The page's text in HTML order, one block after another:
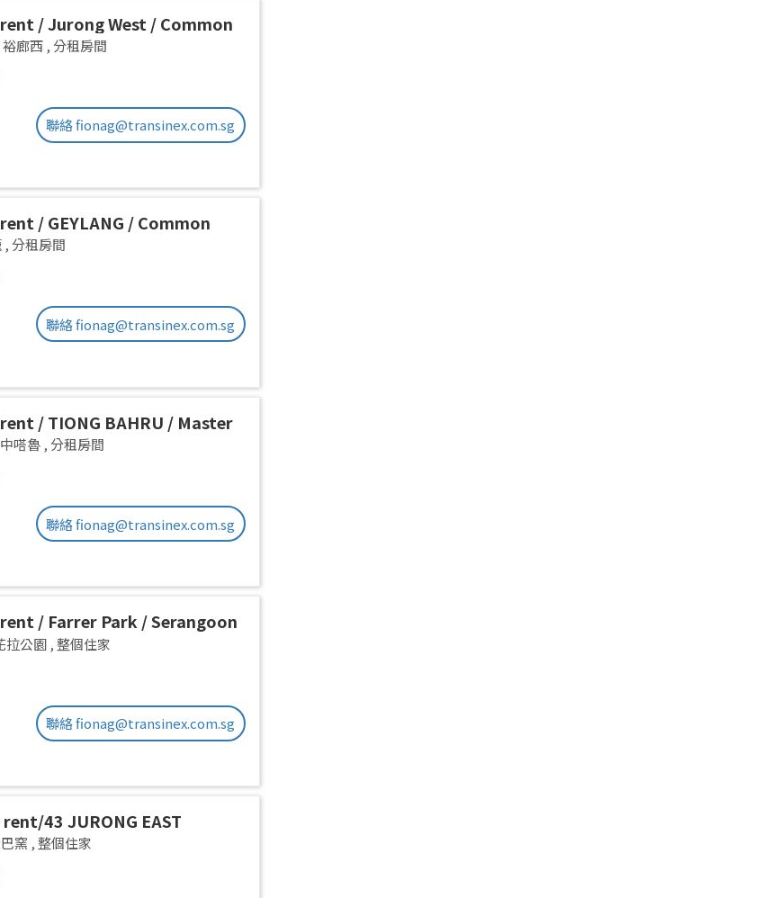
/ Jurong West / Common
stay / Available Oct 2
廊西 ,分租房間
聯絡 fionag@transinex.com.sg
/ GEYLANG / Common
stay / Available Immediately
,分租房間
聯絡 fionag@transinex.com.sg
/ TIONG BAHRU / Master
stay / Available 17 August
嗒魯 ,分租房間
聯絡 fionag@transinex.com.sg
/ Farrer Park / Serangoon
/ 1pax stay / Available
拉公園 ,整個住家
聯絡 fionag@transinex.com.sg
43 JURONG EAST
OASIS BLK HIBISCUS
commen /for 1pax/
窯 ,整個住家